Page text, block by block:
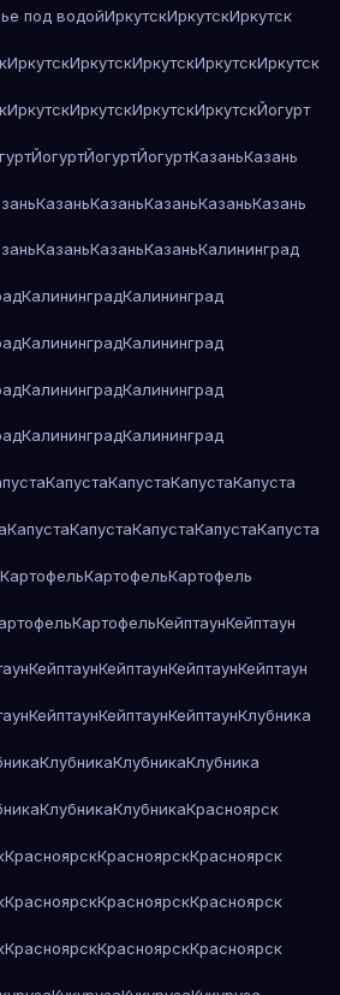
под водойИркутскИркутскИркутск
ИркутскИркутскИркутскИркутскИркутск
ИркутскИркутскИркутскИркутскЙогурт
ЙогуртЙогуртЙогуртКазаньКазань
КазаньКазаньКазаньКазаньКазань
КазаньКазаньКазаньКалининград
КалининградКалининград
КалининградКалининград
КалининградКалининград
КалининградКалининград
КапустаКапустаКапустаКапуста
КапустаКапустаКапустаКапустаКапуста
КартофельКартофельКартофель
КартофельКейптаунКейптаун
КейптаунКейптаунКейптаунКейптаун
КейптаунКейптаунКейптаунКлубника
КлубникаКлубникаКлубника
КлубникаКлубникаКрасноярск
КрасноярскКрасноярскКрасноярск
КрасноярскКрасноярскКрасноярск
КрасноярскКрасноярскКрасноярск